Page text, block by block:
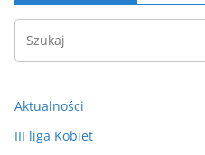
Aktualności
III liga Kobiet